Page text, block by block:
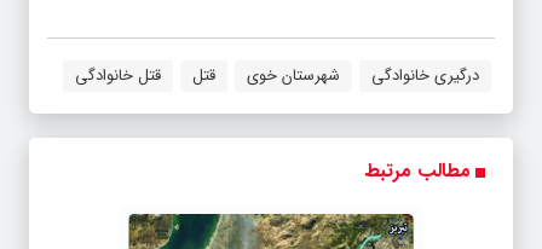
درگیری خانوادگی شهرستان خوی قتل قتل خانوادگی
مطالب مرتبط